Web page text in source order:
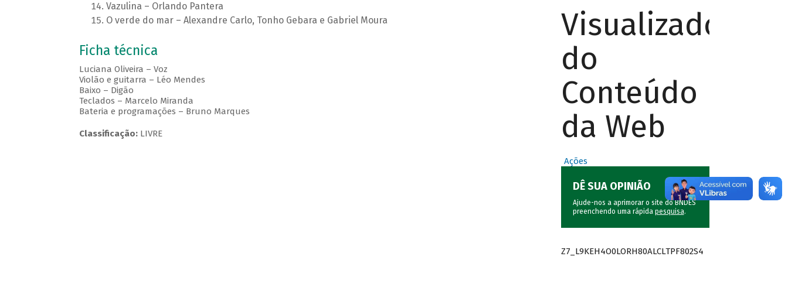
Vazulina – Orlando Pantera
O verde do mar – Alexandre Carlo, Tonho Gebara e Gabriel Moura
Ficha técnica
Luciana Oliveira – Voz
Violão e guitarra – Léo Mendes
Baixo – Digão
Teclados – Marcelo Miranda
Bateria e programações – Bruno Marques
Classificação:LIVRE
Visualizador
do
Conteúdo
da Web
Ações
DÊ SUA OPINIÃO
Ajude-nos a aprimorar o site do BNDES
preenchendo uma rápida pesquisa.
Z7_L9KEH4O0LORH80ALCLTPF802S4